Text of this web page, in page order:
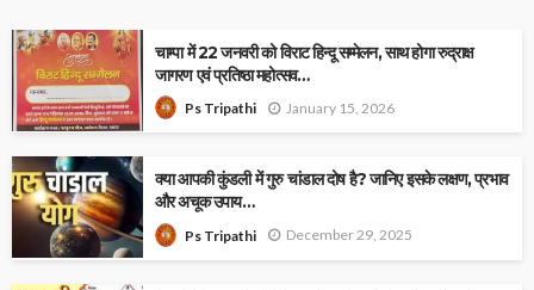
चाम्पा में 22 जनवरी को विराट हिन्दू सम्मेलन, साथ होगा रुद्राक्ष
जागरण एवं प्रतिष्ठा महोत्सव…
Ps Tripathi January 15, 2026
क्या आपकी कुंडली में गुरु चांडाल दोष है? जानिए इसके लक्षण, प्रभाव
और अचूक उपाय…
Ps Tripathi December 29, 2025